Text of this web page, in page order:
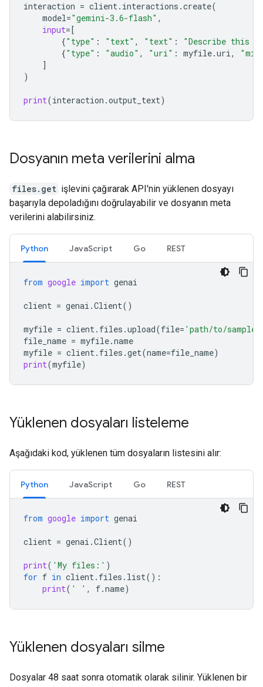
interaction = client. interactions .create(
model="gemini-3.6-flash" ,
input=[
{"type" : "text" , "text" :
"Describe this
{"type" : "audio" , "uri" : myfile.uri,
]
)
print(interaction .output_text)
Dosyanın meta verilerini alma
files.get işlevini çağırarak API'nin yüklenen dosyayı
başarıyla depoladığını doğrulayabilir ve dosyanın meta
verilerini alabilirsiniz.
Python JavaScript Go REST
from google import genai
client = genai .Client()
myfile = client. files .upload(file= 'path/to/
file_name = myfile.name
myfile = client. files .get(name=file_name)
print(myfile)
Yüklenen dosyaları listeleme
Aşağıdaki kod, yüklenen tüm dosyaların listesini alır:
Python JavaScript Go REST
from google import genai
client = genai .Client()
print( 'My files:' )
for f in client. files . list():
print( ' ' , f.name)
Yüklenen dosyaları silme
Dosyalar 48 saat sonra otomatik olarak silinir. Yüklenen bir